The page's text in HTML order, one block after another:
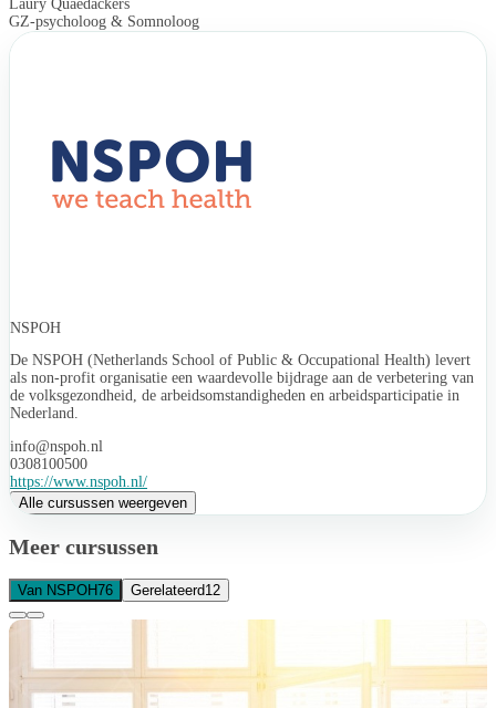
Laury Quaedackers
GZ-psycholoog & Somnoloog
NSPOH
De NSPOH (Netherlands School of Public & Occupational Health) levert
als non-profit organisatie een waardevolle bijdrage aan de verbetering van
de volksgezondheid, de arbeidsomstandigheden en arbeidsparticipatie in
Nederland.
info@nspoh.nl
0308100500
https://www.nspoh.nl/
Alle cursussen weergeven
Meer cursussen
Van NSPOH76 Gerelateerd12